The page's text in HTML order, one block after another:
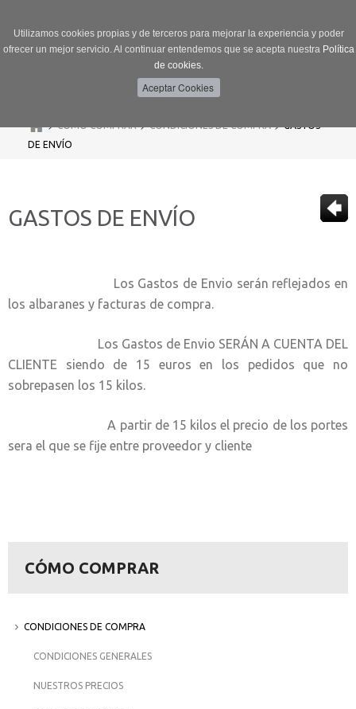
Utilizamos cookies propias y de terceros para mejorar la experiencia y poder
ofrecer un mejor servicio. Al continuar entendemos que se acepta nuestra Política
de cookies.
>CÓMO COMPRAR>CONDICIONES DE COMPRA>GASTOS
DE ENVÍO
GASTOS DE ENVÍO
Los Gastos de Envio serán reflejados en
los albaranes y facturas de compra.
Los Gastos de Envio SERÁN A CUENTA DEL
CLIENTE siendo de 15 euros en los pedidos que no
sobrepasen los 15 kilos.
A partir de 15 kilos el precio de los portes
sera el que se fije entre proveedor y cliente
CÓMO COMPRAR
CONDICIONES DE COMPRA
CONDICIONES GENERALES
NUESTROS PRECIOS